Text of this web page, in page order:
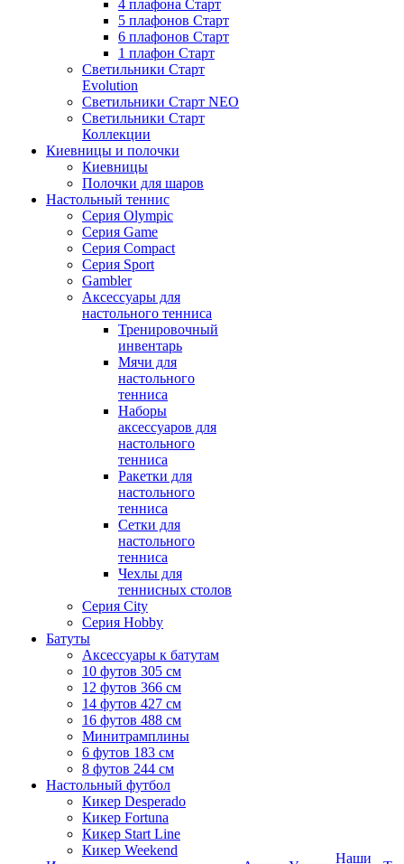
4 плафона Старт
5 плафонов Старт
6 плафонов Старт
1 плафон Старт
Светильники Старт
Evolution
Светильники Старт NEO
Светильники Старт
Коллекции
Киевницы и полочки
Киевницы
Полочки для шаров
Настольный теннис
Серия Olympic
Серия Game
Серия Compact
Серия Sport
Gambler
Аксессуары для
настольного тенниса
Тренировочный
инвентарь
Мячи для
настольного
тенниса
Наборы
аксессуаров для
настольного
тенниса
Ракетки для
настольного
тенниса
Сетки для
настольного
тенниса
Чехлы для
теннисных столов
Серия City
Серия Hobby
Батуты
Аксессуары к батутам
10 футов 305 см
12 футов 366 см
14 футов 427 см
16 футов 488 см
Минитрамплины
6 футов 183 см
8 футов 244 см
Настольный футбол
Кикер Desperado
Кикер Fortuna
Кикер Start Line
Кикер Weekend
Наши